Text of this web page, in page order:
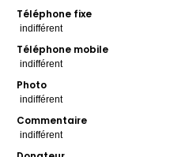
Téléphone fixe
Téléphone mobile
Photo
Commentaire